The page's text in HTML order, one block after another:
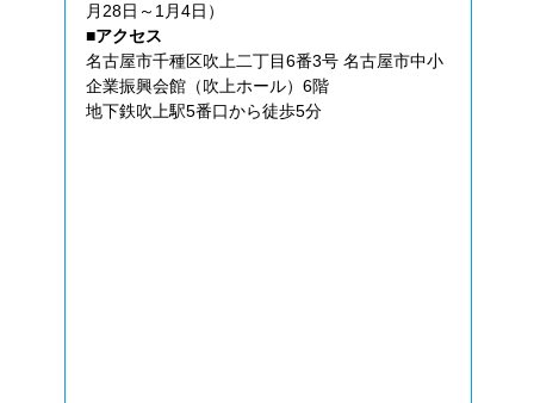
月28日～1月4日）
■アクセス
名古屋市千種区吹上二丁目6番3号 名古屋市中小
企業振興会館（吹上ホール）6階
地下鉄吹上駅5番口から徒歩5分